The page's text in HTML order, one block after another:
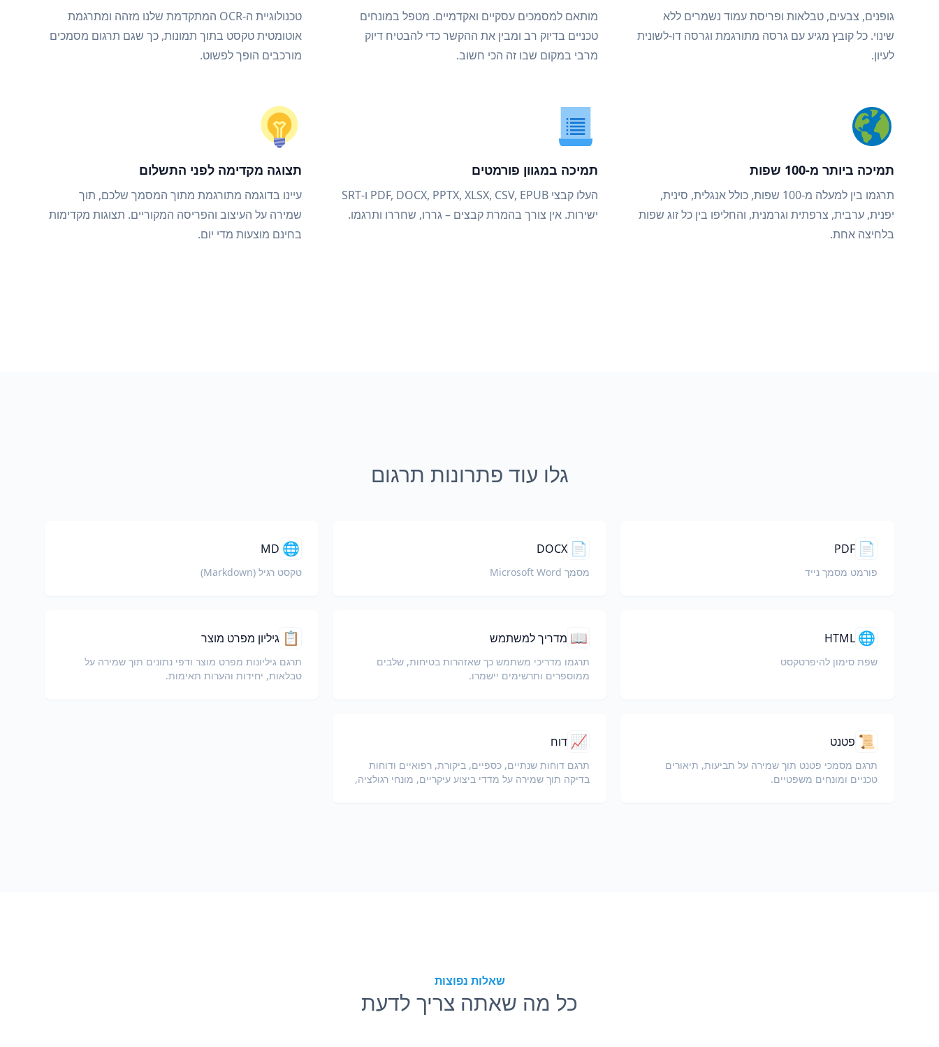
גופנים, צבעים, טבלאות ופריסת עמוד נשמרים ללא
שינוי. כל קובץ מגיע עם גרסה מתורגמת וגרסה דו-לשונית
לעיון.
מותאם למסמכים עסקיים ואקדמיים. מטפל במונחים
טכניים בדיוק רב ומבין את ההקשר כדי להבטיח דיוק
מרבי במקום שבו זה הכי חשוב.
טכנולוגיית ה-OCR המתקדמת שלנו מזהה ומתרגמת
אוטומטית טקסט בתוך תמונות, כך שגם תרגום מסמכים
מורכבים הופך לפשוט.
תמיכה ביותר מ-100 שפות
תרגמו בין למעלה מ-100 שפות, כולל אנגלית, סינית,
יפנית, ערבית, צרפתית וגרמנית, והחליפו בין כל זוג שפות
בלחיצה אחת.
תמיכה במגוון פורמטים
העלו קבצי PDF, DOCX, PPTX, XLSX, CSV, EPUB ו-SRT
ישירות. אין צורך בהמרת קבצים – גררו, שחררו ותרגמו.
תצוגה מקדימה לפני התשלום
עיינו בדוגמה מתורגמת מתוך המסמך שלכם, תוך
שמירה על העיצוב והפריסה המקוריים. תצוגות מקדימות
בחינם מוצעות מדי יום.
גלו עוד פתרונות תרגום
📄
PDF
פורמט מסמך נייד
📄
DOCX
מסמך Microsoft Word
🌐
MD
טקסט רגיל (Markdown)
🌐
HTML
שפת סימון להיפרטקסט
📖 מדריך למשתמש
תרגמו מדריכי משתמש כך שאזהרות בטיחות, שלבים
ממוספרים ותרשימים יישמרו.
📋 גיליון מפרט מוצר
תרגם גיליונות מפרט מוצר ודפי נתונים תוך שמירה על
טבלאות, יחידות והערות תאימות.
📜 פטנט
תרגם מסמכי פטנט תוך שמירה על תביעות, תיאורים
טכניים ומונחים משפטיים.
📈 דוח
תרגם דוחות שנתיים, כספיים, ביקורת, רפואיים ודוחות
בדיקה תוך שמירה על מדדי ביצוע עיקריים, מונחי רגולציה,
שאלות נפוצות
כל מה שאתה צריך לדעת